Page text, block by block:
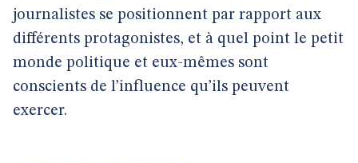
journalistes se positionnent par rapport aux
différents protagonistes, et à quel point le petit
monde politique et eux-mêmes sont
conscients de l’influence qu’ils peuvent
exercer.